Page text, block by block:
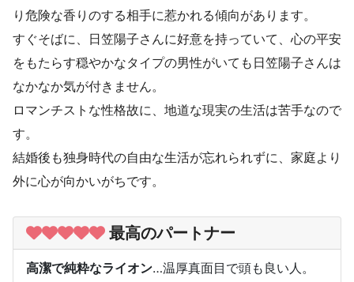
り危険な香りのする相手に惹かれる傾向があります。
すぐそばに、日笠陽子さんに好意を持っていて、心の平安
をもたらす穏やかなタイプの男性がいても日笠陽子さんは
なかなか気が付きません。
ロマンチストな性格故に、地道な現実の生活は苦手なので
す。
結婚後も独身時代の自由な生活が忘れられずに、家庭より
外に心が向かいがちです。
最高のパートナー
高潔で純粋なライオン…温厚真面目で頭も良い人。